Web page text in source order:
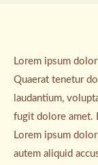
Lorem ipsum
Quaerat tenetur
laudantium,
fugit dolore amet.
Lorem ipsum
autem aliquid